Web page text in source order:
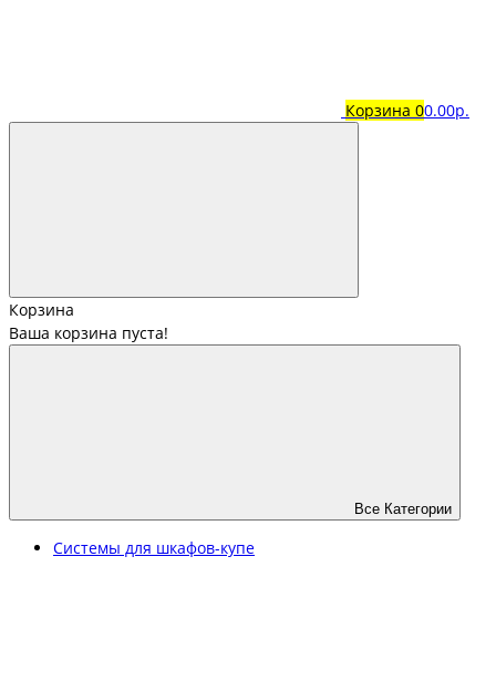
Корзина 00.00р.
Корзина
Ваша корзина пуста!
Все Категории
Системы для шкафов-купе